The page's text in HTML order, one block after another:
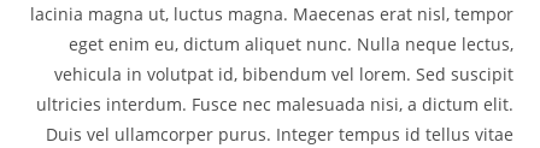
lacinia magna ut, luctus magna. Maecenas erat nisl, tempor
eget enim eu, dictum aliquet nunc. Nulla neque lectus,
vehicula in volutpat id, bibendum vel lorem. Sed suscipit
ultricies interdum. Fusce nec malesuada nisi, a dictum elit.
Duis vel ullamcorper purus. Integer tempus id tellus vitae